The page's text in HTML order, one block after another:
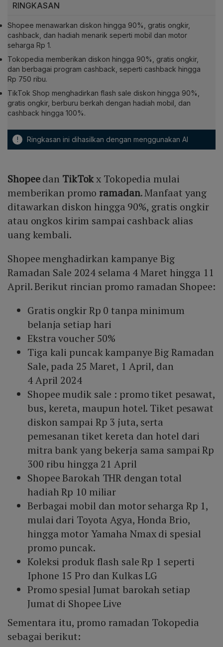
RINGKASAN
Shopee menawarkan diskon hingga 90%, gratis ongkir,
cashback, dan hadiah menarik seperti mobil dan motor
seharga Rp 1.
Tokopedia memberikan diskon hingga 90%, gratis ongkir,
dan berbagai program cashback, seperti cashback hingga
Rp 750 ribu.
TikTok Shop menghadirkan flash sale diskon hingga 90%,
gratis ongkir, berburu berkah dengan hadiah mobil, dan
cashback hingga 100%.
! Ringkasan ini dihasilkan dengan menggunakan AI
Shopeedan TikTokx Tokopedia mulai
memberikan promoramadan. Manfaat yang
ditawarkan diskon hingga 90%, gratis ongkir
atau ongkos kirim sampai cashback alias
uang kembali.
Shopee menghadirkan kampanye Big
Ramadan Sale 2024 selama 4 Maret hingga 11
April. Berikut rincian promo ramadan Shopee:
Gratis ongkir Rp 0 tanpa minimum
belanja setiap hari
Ekstra voucher 50%
Tiga kali puncak kampanye Big Ramadan
Sale, pada 25 Maret, 1 April, dan
4 April 2024
Shopee mudik sale : promo tiket pesawat,
bus, kereta, maupun hotel. Tiket pesawat
diskon sampai Rp 3 juta, serta
pemesanan tiket kereta dan hotel dari
mitra bank yang bekerja sama sampai Rp
300 ribu hingga 21 April
Shopee Barokah THR dengan total
hadiah Rp 10 miliar
Berbagai mobil dan motor seharga Rp 1,
mulai dari Toyota Agya, Honda Brio,
hingga motor Yamaha Nmax di spesial
promo puncak.
Koleksi produk flash sale Rp 1 seperti
Iphone 15 Pro dan Kulkas LG
Promo spesial Jumat barokah setiap
Jumat di Shopee Live
Sementara itu, promo ramadan Tokopedia
sebagai berikut: